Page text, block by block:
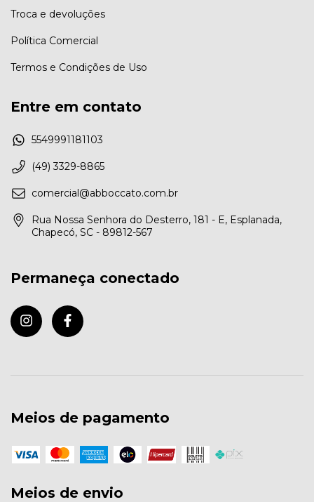
Troca e devoluções
Política Comercial
Termos e Condições de Uso
Entre em contato
5549991181103
(49) 3329-8865
comercial@abboccato.com.br
Rua Nossa Senhora do Desterro, 181 - E, Esplanada,
Chapecó, SC - 89812-567
Permaneça conectado
Meios de pagamento
Meios de envio